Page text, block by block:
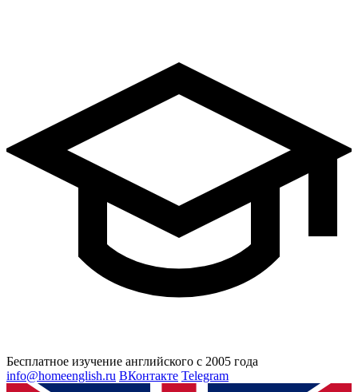
Бесплатное изучение английского с 2005 года
info@homeenglish.ru ВКонтакте Telegram